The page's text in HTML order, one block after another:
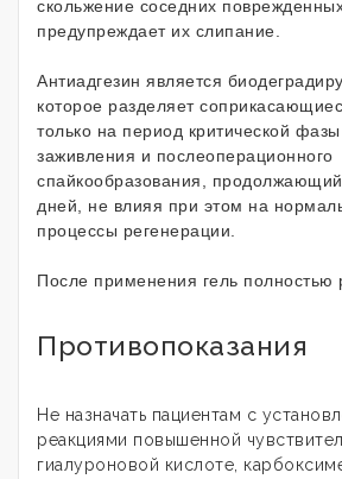
скольжение соседних
предупреждает их слипание.
Антиадгезин является
которое разделяет
только на период критической
заживления и послеоперационного
спайкообразования,
дней, не влияя при этом на
процессы регенерации.
После применения гель полностью
Противопоказания
Не назначать пациентам с
реакциями повышенной
гиалуроновой кислоте,